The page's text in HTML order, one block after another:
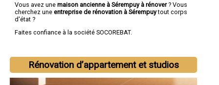
Vous avez une maison ancienne à Sérempuy à rénover? Vous
cherchez une entreprise de rénovation à Sérempuytout corps
d'état ?
Faites confiance à la société SOCOREBAT.
Rénovation d’appartement et studios